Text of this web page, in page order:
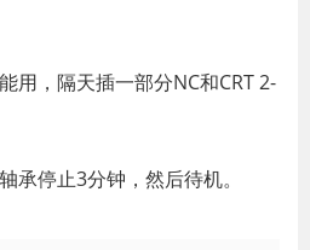
用，隔天插一部分NC和CRT 2-
承停止3分钟，然后待机。